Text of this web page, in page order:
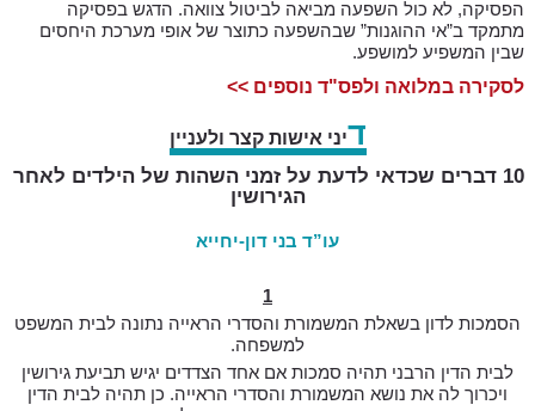
הפסיקה, לא כול השפעה מביאה לביטול צוואה. הדגש בפסיקה
מתמקד ב”אי ההוגנות” שבהשפעה כתוצר של אופי מערכת היחסים
שבין המשפיע למושפע.
לסקירה במלואה ולפס"ד נוספים >>
דיני אישות קצר ולעניין
10 דברים שכדאי לדעת על זמני השהות של הילדים לאחר
הגירושין
עו”ד בני דון-יחייא
1
הסמכות לדון בשאלת המשמורת והסדרי הראייה נתונה לבית המשפט
למשפחה.
לבית הדין הרבני תהיה סמכות אם אחד הצדדים יגיש תביעת גירושין
ויכרוך לה את נושא המשמורת והסדרי הראייה. כן תהיה לבית הדין